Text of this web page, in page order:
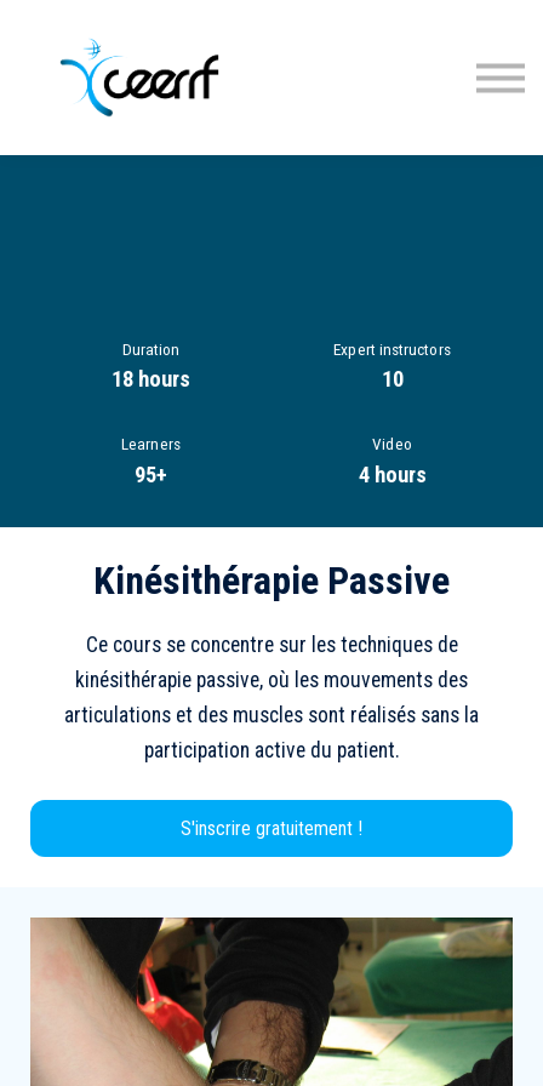
Inscription
Duration
18 hours
Expert instructors
10
Learners
95+
Video
4 hours
Kinésithérapie Passive
Ce cours se concentre sur les techniques de
kinésithérapie passive, où les mouvements des
articulations et des muscles sont réalisés sans la
participation active du patient.
S'inscrire gratuitement !